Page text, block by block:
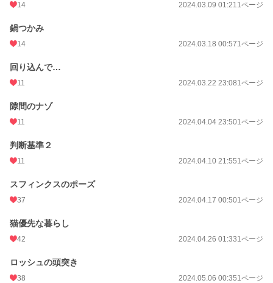
14 2024.03.09 01:211ページ
鍋つかみ
14 2024.03.18 00:571ページ
回り込んで…
11 2024.03.22 23:081ページ
隙間のナゾ
11 2024.04.04 23:501ページ
判断基準２
11 2024.04.10 21:551ページ
スフィンクスのポーズ
37 2024.04.17 00:501ページ
猫優先な暮らし
42 2024.04.26 01:331ページ
ロッシュの頭突き
38 2024.05.06 00:351ページ